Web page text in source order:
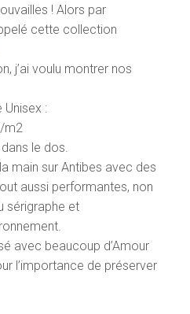
! Alors par
cette collection
j’ai voulu montrer nos
Unisex :
m2
le dos.
main sur Antibes avec des
aussi performantes, non
sérigraphe et
avec beaucoup d’Amour
l’importance de préserver